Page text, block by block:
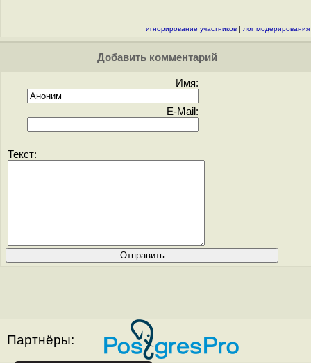
игнорирование участников | лог модерирования
Добавить комментарий
Имя:
E-Mail:
Текст:
Партнёры: